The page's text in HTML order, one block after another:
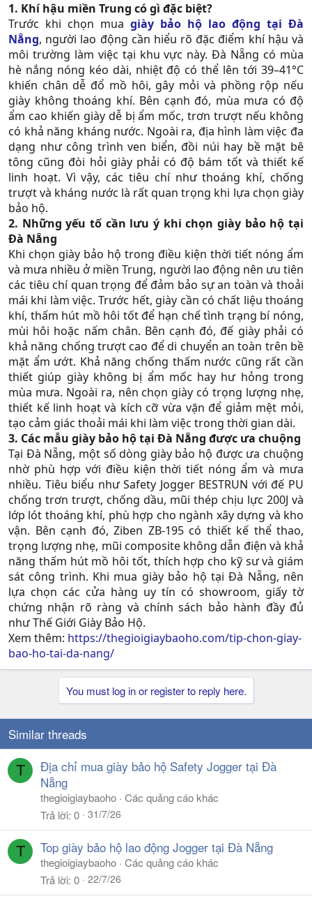
1. Khí hậu miền Trung có gì đặc biệt?
Trước khi chọn mua giày bảo hộ lao động tại Đà
Nẵng, người lao động cần hiểu rõ đặc điểm khí hậu và
môi trường làm việc tại khu vực này. Đà Nẵng có mùa
hè nắng nóng kéo dài, nhiệt độ có thể lên tới 39–41°C
khiến chân dễ đổ mồ hôi, gây mỏi và phồng rộp nếu
giày không thoáng khí. Bên cạnh đó, mùa mưa có độ
ẩm cao khiến giày dễ bị ẩm mốc, trơn trượt nếu không
có khả năng kháng nước. Ngoài ra, địa hình làm việc đa
dạng như công trình ven biển, đồi núi hay bề mặt bê
tông cũng đòi hỏi giày phải có độ bám tốt và thiết kế
linh hoạt. Vì vậy, các tiêu chí như thoáng khí, chống
trượt và kháng nước là rất quan trọng khi lựa chọn giày
bảo hộ.
2. Những yếu tố cần lưu ý khi chọn giày bảo hộ tại
Đà Nẵng
Khi chọn giày bảo hộ trong điều kiện thời tiết nóng ẩm
và mưa nhiều ở miền Trung, người lao động nên ưu tiên
các tiêu chí quan trọng để đảm bảo sự an toàn và thoải
mái khi làm việc. Trước hết, giày cần có chất liệu thoáng
khí, thấm hút mồ hôi tốt để hạn chế tình trạng bí nóng,
mùi hôi hoặc nấm chân. Bên cạnh đó, đế giày phải có
khả năng chống trượt cao để di chuyển an toàn trên bề
mặt ẩm ướt. Khả năng chống thấm nước cũng rất cần
thiết giúp giày không bị ẩm mốc hay hư hỏng trong
mùa mưa. Ngoài ra, nên chọn giày có trọng lượng nhẹ,
thiết kế linh hoạt và kích cỡ vừa vặn để giảm mệt mỏi,
tạo cảm giác thoải mái khi làm việc trong thời gian dài.
3. Các mẫu giày bảo hộ tại Đà Nẵng được ưa chuộng
Tại Đà Nẵng, một số dòng giày bảo hộ được ưa chuộng
nhờ phù hợp với điều kiện thời tiết nóng ẩm và mưa
nhiều. Tiêu biểu như Safety Jogger BESTRUN với đế PU
chống trơn trượt, chống dầu, mũi thép chịu lực 200J và
lớp lót thoáng khí, phù hợp cho ngành xây dựng và kho
vận. Bên cạnh đó, Ziben ZB-195 có thiết kế thể thao,
trọng lượng nhẹ, mũi composite không dẫn điện và khả
năng thấm hút mồ hôi tốt, thích hợp cho kỹ sư và giám
sát công trình. Khi mua giày bảo hộ tại Đà Nẵng, nên
lựa chọn các cửa hàng uy tín có showroom, giấy tờ
chứng nhận rõ ràng và chính sách bảo hành đầy đủ
như Thế Giới Giày Bảo Hộ.​
Xem thêm: https://thegioigiaybaoho.com/tip-chon-giay-
bao-ho-tai-da-nang/
You must log in or register to reply here.
Similar threads
T
Địa chỉ mua giày bảo hộ Safety Jogger tại Đà
Nẵng
thegioigiaybaoho Các quảng cáo khác
Trả lời 0 31/7/26
T Top giày bảo hộ lao động Jogger tại Đà Nẵng
thegioigiaybaoho Các quảng cáo khác
Trả lời 0 22/7/26